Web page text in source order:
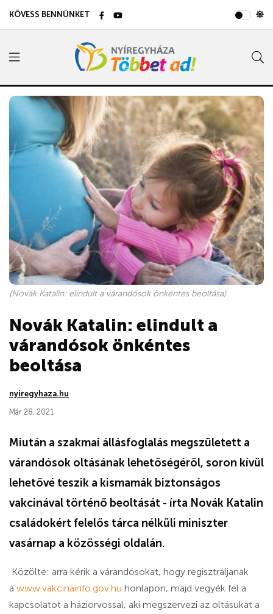
KÖVESS BENNÜNKET
(Novák Katalin: elindult a várandósok önkéntes beoltása)
Novák Katalin: elindult a
várandósok önkéntes
beoltása
nyiregyhaza.hu
Már 28, 2021
Miután a szakmai állásfoglalás megszületett a
várandósok oltásának lehetőségéről, soron kívül
lehetővé teszik a kismamák biztonságos
vakcinával történő beoltását - írta Novák Katalin
családokért felelős tárca nélküli miniszter
vasárnap a közösségi oldalán.
Közölte: arra kérik a várandósokat, hogy regisztráljanak
a www.vakcinainfo.gov.hu honlapon, majd vegyék fel a
kapcsolatot a háziorvossal, aki megszervezi az oltásukat a